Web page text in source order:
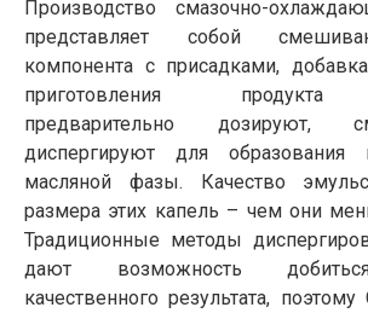
Производство смазочно-
представляет собой
компонента с присадками,
приготовления продукта
предварительно дозируют,
диспергируют для образования
масляной фазы. Качество
размера этих капель – чем они
Традиционные методы
дают возможность
качественного результата,